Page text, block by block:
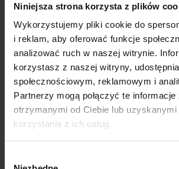
Niniejsza strona korzysta z plików
Wykorzystujemy pliki cookie do
i reklam, aby oferować funkcje
analizować ruch w naszej witrynie.
korzystasz z naszej witryny,
społecznościowym, reklamowym i
Partnerzy mogą połączyć te
otrzymanymi od Ciebie lub uzyskanymi
korzystania z ich usług.
szukamy do linkowania stron o
wynikach organicznych oraz
szukamy do linkowania stron
tematycznie,
wykorzystujemy narzędzia do
profilu linków, takie jak Ahrefs,
w razie potrzeby w imieniu klienta